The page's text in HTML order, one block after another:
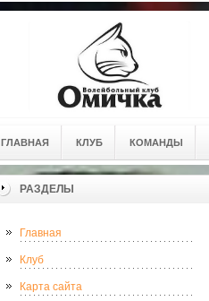
ГЛАВНАЯ КЛУБ КОМАНДЫ
РАЗДЕЛЫ
Главная
Клуб
Карта сайта